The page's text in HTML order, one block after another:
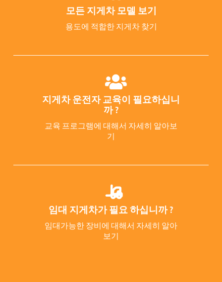
모든 지게차 모델 보기
용도에 적합한 지게차 찾기
지게차 운전자 교육이 필요하십니
까 ?
교육 프로그램에 대해서 자세히 알아보
기
임대 지게차가 필요 하십니까 ?
임대가능한 장비에 대해서 자세히 알아
보기